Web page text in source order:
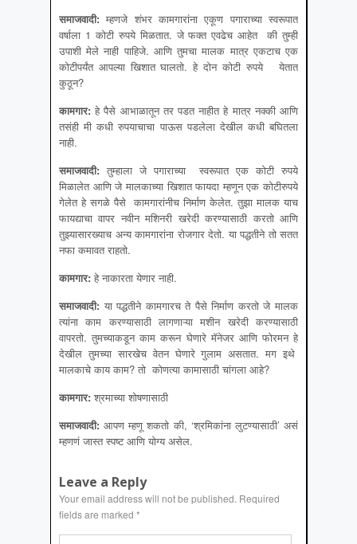
समाजवादी: म्हणजे शंभर कामगारांना एकूण पगाराच्या स्वरूपात
वर्षाला 1 कोटी रुपये मिळतात. जे फक्त एवढेच आहेत की तुम्ही
उपाशी मेले नाही पाहिजे. आणि तुमचा मालक मात्र एकटाच एक
कोटीपर्यंत आपल्या खिशात घालतो. हे दोन कोटी रुपये येतात
कुठून?
कामगार: हे पैसे आभाळातून तर पडत नाहीत हे मात्र नक्की आणि
तसंही मी कधी रुपयाचाचा पाऊस पडलेला देखील कधी बघितला
नाही.
समाजवादी: तुम्हाला जे पगाराच्या स्वरूपात एक कोटी रुपये
मिळालेत आणि जे मालकाच्या खिशात फायदा म्हणून एक कोटीरुपये
गेलेत हे सगळे पैसे कामगारांनीच निर्माण केलेत. तुझा मालक याच
फायद्याचा वापर नवीन मशिनरी खरेदी करण्यासाठी करतो आणि
तुझ्यासारख्याच अन्य कामगारांना रोजगार देतो. या पद्धतीने तो सतत
नफा कमावत राहतो.
कामगार: हे नाकारता येणार नाही.
समाजवादी: या पद्धतीने कामगारच ते पैसे निर्माण करतो जे मालक
त्यांना काम करण्यासाठी लागणाऱ्या मशीन खरेदी करण्यासाठी
वापरतो. तुमच्याकडून काम करून घेणारे मॅनेजर आणि फोरमन हे
देखील तुमच्या सारखेच वेतन घेणारे गुलाम असतात. मग इथे
मालकाचे काय काम? तो कोणत्या कामासाठी चांगला आहे?
कामगार: श्रमाच्या शोषणासाठी
समाजवादी: आपण म्हणू शकतो की, ‘श्रमिकांना लुटण्यासाठी’ असं
म्हणणं जास्त स्पष्ट आणि योग्य असेल.
Leave a Reply
Your email address will not be published. Required
fields are marked *